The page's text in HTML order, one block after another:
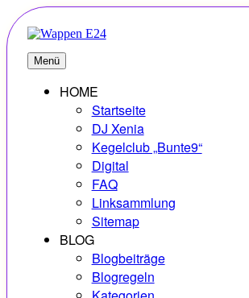
Zum
Inhalt
springen
E24
Erlebnisse – Hobbys – Vielfalt
Menü
HOME
Startseite
DJ Xenia
Kegelclub „Bunte9“
Digital
FAQ
Linksammlung
Sitemap
BLOG
Blogbeiträge
Blogregeln